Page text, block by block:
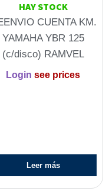
HAY STOCK
CUENTA KM.
YAMAHA YBR 125
(c/disco) RAMVEL
Login see prices
Leer más